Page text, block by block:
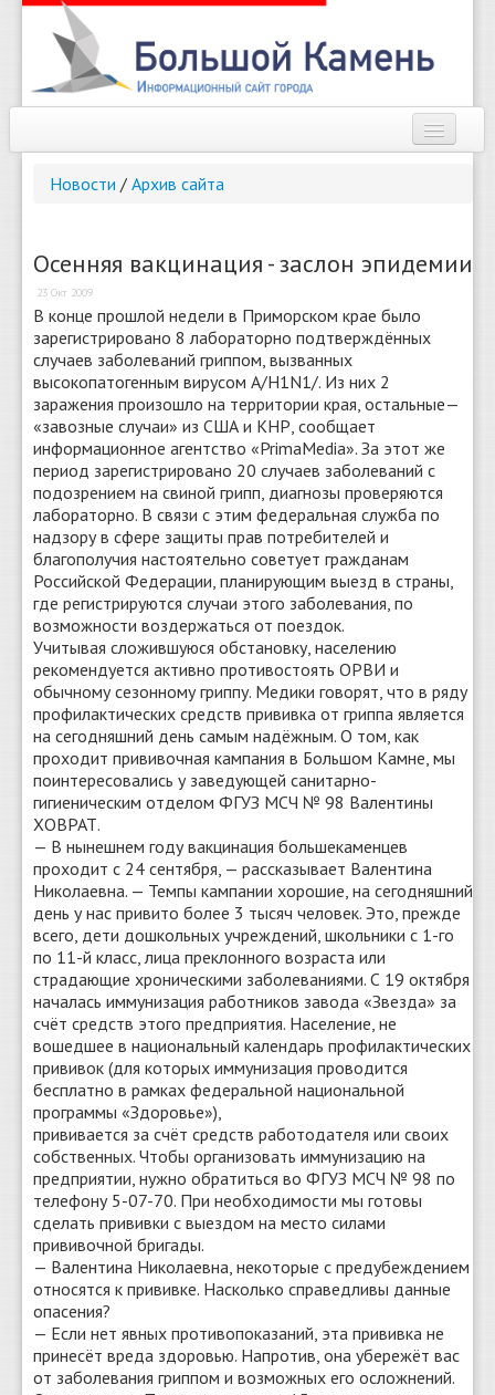
Справочник
Погода
О сайте
Найти
Новости / Архив сайта
Осенняя вакцинация - заслон эпидемии
23 Окт 2009
В конце прошлой недели в Приморском крае было
зарегистрировано 8 лабораторно подтверждённых
случаев заболеваний гриппом, вызванных
высокопатогенным вирусом A/H1N1/. Из них 2
заражения произошло на территории края, остальные—
«завозные случаи» из США и КНР, сообщает
информационное агентство «PrimaMedia». За этот же
период зарегистрировано 20 случаев заболеваний с
подозрением на свиной грипп, диагнозы проверяются
лабораторно. В связи с этим федеральная служба по
надзору в сфере защиты прав потребителей и
благополучия настоятельно советует гражданам
Российской Федерации, планирующим выезд в страны,
где регистрируются случаи этого заболевания, по
возможности воздержаться от поездок.
Учитывая сложившуюся обстановку, населению
рекомендуется активно противостоять ОРВИ и
обычному сезонному гриппу. Медики говорят, что в ряду
профилактических средств прививка от гриппа является
на сегодняшний день самым надёжным. О том, как
проходит прививочная кампания в Большом Камне, мы
поинтересовались у заведующей санитарно-
гигиеническим отделом ФГУЗ МСЧ № 98 Валентины
ХОВРАТ.
— В нынешнем году вакцинация большекаменцев
проходит с 24 сентября, — рассказывает Валентина
Николаевна. — Темпы кампании хорошие, на сегодняшний
день у нас привито более 3 тысяч человек. Это, прежде
всего, дети дошкольных учреждений, школьники с 1-го
по 11-й класс, лица преклонного возраста или
страдающие хроническими заболеваниями. С 19 октября
началась иммунизация работников завода «Звезда» за
счёт средств этого предприятия. Население, не
вошедшее в национальный календарь профилактических
прививок (для которых иммунизация проводится
бесплатно в рамках федеральной национальной
программы «Здоровье»),
прививается за счёт средств работодателя или своих
собственных. Чтобы организовать иммунизацию на
предприятии, нужно обратиться во ФГУЗ МСЧ № 98 по
телефону 5-07-70. При необходимости мы готовы
сделать прививки с выездом на место силами
прививочной бригады.
— Валентина Николаевна, некоторые с предубеждением
относятся к прививке. Насколько справедливы данные
опасения?
— Если нет явных противопоказаний, эта прививка не
принесёт вреда здоровью. Напротив, она убережёт вас
от заболевания гриппом и возможных его осложнений.